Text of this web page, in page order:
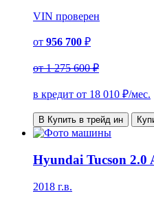
VIN проверен
от 956 700 ₽
от1 275 600 ₽
в кредит от 18 010 ₽/мес.
В Купить в трейд ин
Hyundai Tucson 2.0
2018 г.в.